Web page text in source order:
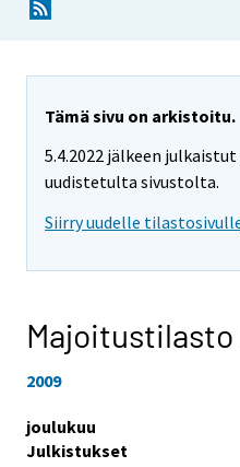
Tämä sivu on arkistoitu.
5.4.2022 jälkeen
uudistetulta sivustolta.
Siirry uudelle
2009
joulukuu
Julkistukset